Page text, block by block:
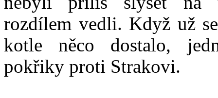
rozdílem vedli. Když už
kotle něco dostalo,
pokřiky proti Strakovi.